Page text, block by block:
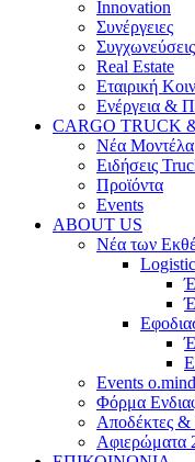
Innovation
Συνέργειες
Συγχωνεύσεις
Real Estate
Εταιρική
Ενέργεια &
CARGO TRUCK
Νέα Μοντέλα
Ειδήσεις
Προϊόντα
Events
ABOUT US
Νέα των
Events o.mind
Φόρμα
Αποδέκτες &
Αφιερώματα